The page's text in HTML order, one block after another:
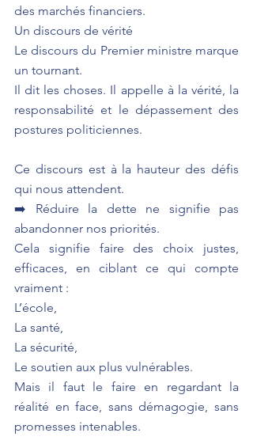
des marchés financiers.
Un discours de vérité
Le discours du Premier ministre marque
un tournant.
Il dit les choses. Il appelle à la vérité, la
responsabilité et le dépassement des
postures politiciennes.
Ce discours est à la hauteur des défis
qui nous attendent.
➡️ Réduire la dette ne signifie pas
abandonner nos priorités.
Cela signifie faire des choix justes,
efficaces, en ciblant ce qui compte
vraiment :
L’école,
La santé,
La sécurité,
Le soutien aux plus vulnérables.
Mais il faut le faire en regardant la
réalité en face, sans démagogie, sans
promesses intenables.